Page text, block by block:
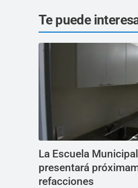
Te puede
La Escuela
presentará
refacciones